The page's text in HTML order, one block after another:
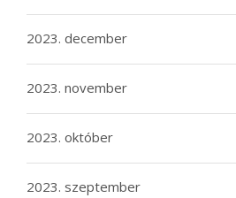
2023. december
2023. november
2023. október
2023. szeptember